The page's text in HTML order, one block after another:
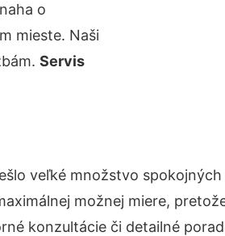
o
mieste. Naši
Servis
veľké množstvo
možnej miere,
konzultácie či detailné